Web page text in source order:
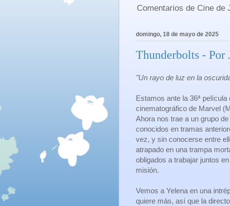
Comentarios de Cine de
domingo, 18 de mayo de 2025
Thunderbolts - Por
"Un rayo de luz en la
Estamos ante la 36ª película
cinematográfico de Marvel
Ahora nos trae a un grupo
conocidos en tramas
vez, y sin conocerse entre
atrapado en una trampa
obligados a trabajar juntos
misión.
Vemos a Yelena en una
quiere más, así que la